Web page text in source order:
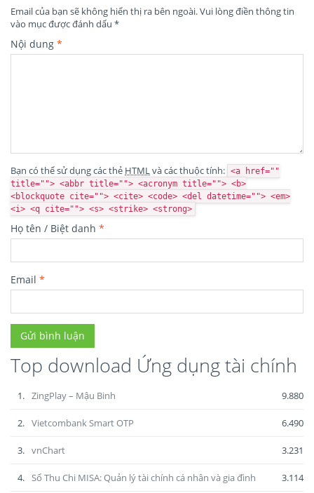
Email của bạn sẽ không hiển thị ra bên ngoài.Vui lòng điền thông tin
vào mục được đánh dấu *
Nội dung *
Bạn có thể sử dụng các thẻ HTMLvà các thuộc tính: <a href=""
title=""> <abbr title=""> <acronym title=""> <b>
<blockquote cite=""> <cite> <code> <del datetime=""> <em>
<i> <q cite=""> <s> <strike> <strong>
Họ tên / Biệt danh *
Email *
Top download Ứng dụng tài chính
1. ZingPlay – Mậu Binh 9.880
2. Vietcombank Smart OTP 6.490
3. vnChart 3.231
4. Sổ Thu Chi MISA: Quản lý tài chính cá nhân và gia đình 3.114